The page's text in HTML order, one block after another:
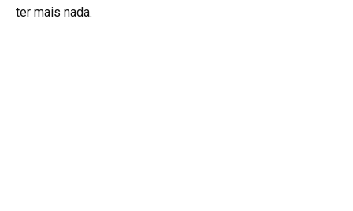
ter mais nada.